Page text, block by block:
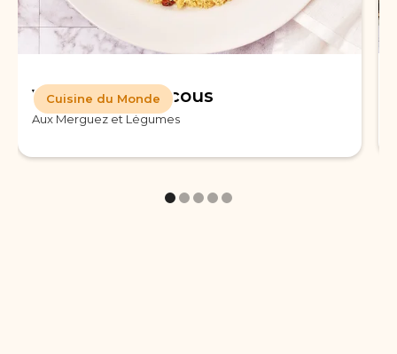
Véritable Couscous
Aux Merguez et Légumes
Cuisine du Monde